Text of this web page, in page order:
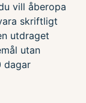
vill åberopa
skriftligt
utdraget
utan
dagar